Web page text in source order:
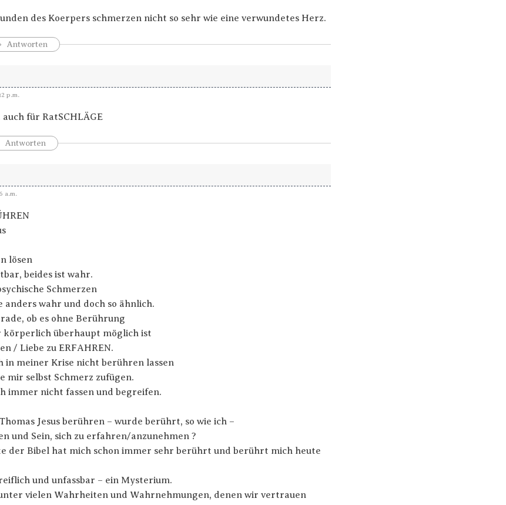
des Koerpers schmerzen nicht so sehr wie eine verwundetes Herz.
Antworten
p.m.
für RatSCHLÄGE
Antworten
a.m.
lösen
beides ist wahr.
Schmerzen
anders wahr und doch so ähnlich.
ob es ohne Berührung
körperlich überhaupt möglich ist
/ Liebe zu ERFAHREN.
in meiner Krise nicht berühren lassen
mir selbst Schmerz zufügen.
immer nicht fassen und begreifen.
Jesus berühren – wurde berührt, so wie ich –
und Sein, sich zu erfahren/anzunehmen ?
der Bibel hat mich schon immer sehr berührt und berührt mich heute
und unfassbar – ein Mysterium.
vielen Wahrheiten und Wahrnehmungen, denen wir vertrauen